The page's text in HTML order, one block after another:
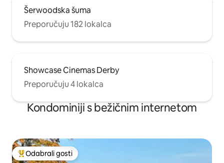
Šerwoodska šuma
Preporučuju 182 lokalca
Showcase Cinemas Derby
Preporučuju 4 lokalca
Kondominiji s bežičnim internetom
Među najviše rangiranima s oznakom „Odabrali gosti”
Odabrali gosti